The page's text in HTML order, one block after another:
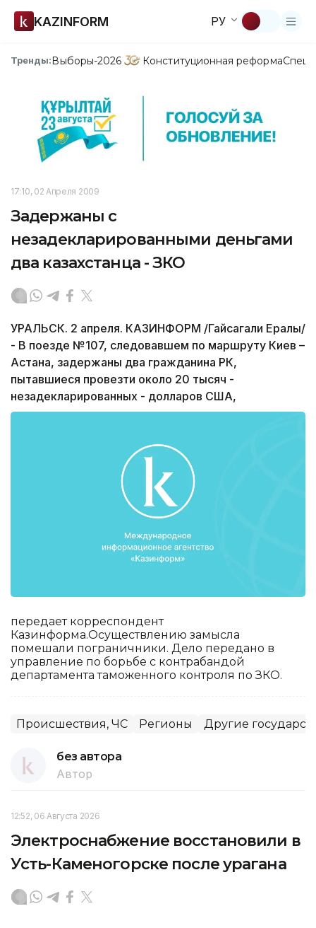
KAZINFORM РУ
Тренды:Выборы-2026 Конституционная реформа
17:10, 02 Апреля 2009
Задержаны с
незадекларированными деньгами
два казахстанца - ЗКО
УРАЛЬСК. 2 апреля. КАЗИНФОРМ /Гайсагали Ералы/
- В поезде №107, следовавшем по маршруту Киев –
Астана, задержаны два гражданина РК,
пытавшиеся провезти около 20 тысяч -
незадекларированных - долларов США,
передает корреспондент
Казинформа.Осуществлению замысла
помешали пограничники. Дело передано в
управление по борьбе с контрабандой
департамента таможенного контроля по ЗКО.
Происшествия, ЧС Регионы Другие
без автора
Автор
12:52, 06 Августа 2026
Электроснабжение восстановили в
Усть-Каменогорске после урагана